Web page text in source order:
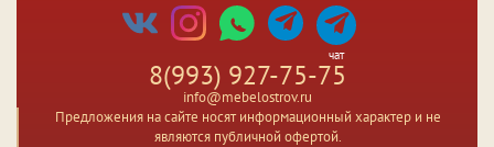
чат
8(993) 927-75-75
info@mebelostrov.ru
Предложения на сайте носят информационный характер и не
являются публичной офертой.